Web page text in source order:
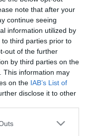
note that after your
continue seeing
information utilized by
third parties prior to
out of the further
by third parties on the
This information may
on the IAB’s List of
disclose it to other
one or more Google
a gyanút. Az elkövetőt
bűncselekménye
a lefoglalt eszközök